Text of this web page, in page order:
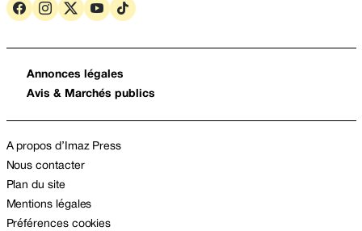
Annonces légales
Avis & Marchés publics
A propos d’Imaz Press
Nous contacter
Plan du site
Mentions légales
Préférences cookies